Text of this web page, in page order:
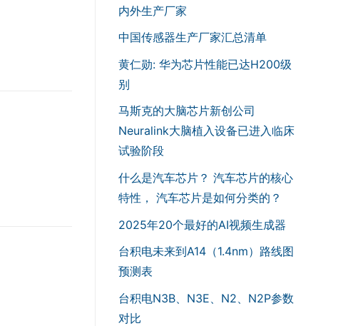
内外生产厂家
中国传感器生产厂家汇总清单
黄仁勋: 华为芯片性能已达H200级
别
马斯克的大脑芯片新创公司
Neuralink大脑植入设备已进入临床
试验阶段
什么是汽车芯片？ 汽车芯片的核心
特性， 汽车芯片是如何分类的？
2025年20个最好的AI视频生成器
台积电未来到A14（1.4nm）路线图
预测表
台积电N3B、N3E、N2、N2P参数
对比